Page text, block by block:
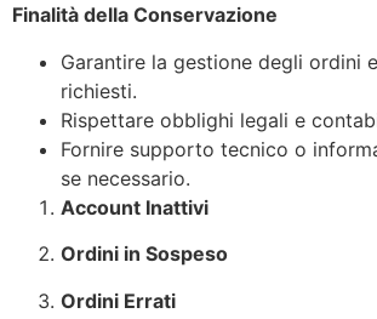
Finalità della Conservazione
Garantire la gestione degli ordini
richiesti.
Rispettare obblighi legali e
Fornire supporto tecnico o
se necessario.
Account Inattivi
Ordini in Sospeso
Ordini Errati